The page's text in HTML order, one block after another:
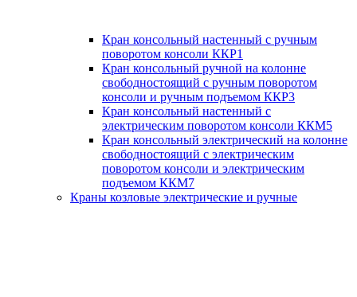
Кран консольный настенный с ручным
поворотом консоли ККР1
Кран консольный ручной на колонне
свободностоящий с ручным поворотом
консоли и ручным подъемом ККР3
Кран консольный настенный с
электрическим поворотом консоли ККМ5
Кран консольный электрический на колонне
свободностоящий с электрическим
поворотом консоли и электрическим
подъемом ККМ7
Краны козловые электрические и ручные